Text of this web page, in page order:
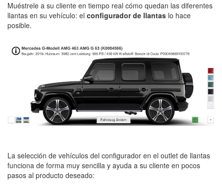
Muéstrele a su cliente en tiempo real cómo quedan las diferentes
llantas en su vehículo: el configurador de llantas lo hace
posible.
La selección de vehículos del configurador en el outlet de llantas
funciona de forma muy sencilla y ayuda a su cliente en pocos
pasos al producto deseado: